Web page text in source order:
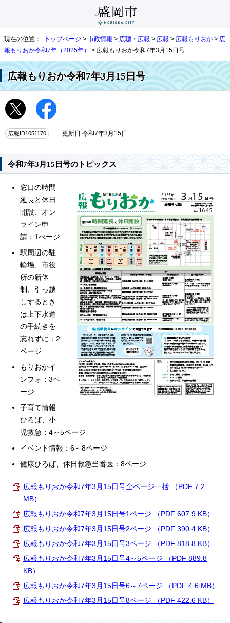
現在の位置： トップページ > 市政情報 > 広聴・広報 > 広報 > 広報もりおか > 広
報もりおか令和7年（2025年）
> 広報もりおか令和7年3月15日号
広報もりおか令和7年3月15日号
広報ID1051170 更新日 令和7年3月15日
令和7年3月15日号のトピックス
窓口の時間
延長と休日
開設、オン
ライン申
請：1ぺージ
駅周辺の駐
輪場、市役
所の新体
制、引っ越
しするとき
は上下水道
の手続きを
忘れずに：2
ページ
もりおかイ
ンフォ：3ペ
ージ
子育て情報
ひろば、小
児救急：4～5ページ
イベント情報：6～8ページ
健康ひろば、休日救急当番医：8ページ
広報もりおか令和7年3月15日号全ページ一括 （PDF 7.2
MB）
広報もりおか令和7年3月15日号1ページ （PDF 607.9 KB）
広報もりおか令和7年3月15日号2ページ （PDF 390.4 KB）
広報もりおか令和7年3月15日号3ページ （PDF 818.8 KB）
広報もりおか令和7年3月15日号4～5ページ （PDF 889.8
KB）
広報もりおか令和7年3月15日号6～7ページ （PDF 4.6 MB）
広報もりおか令和7年3月15日号8ページ （PDF 422.6 KB）